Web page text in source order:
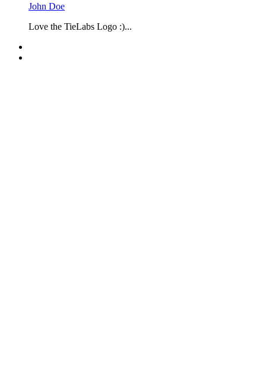
John Doe
Love the TieLabs Logo :)...